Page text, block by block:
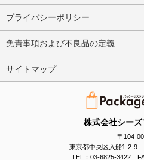
株式会社シー
〒104-
東京都中央区入船1-2-9
TEL：03-6825-3422
プライバシーポリシー
免責事項および不良品の定義
サイトマップ